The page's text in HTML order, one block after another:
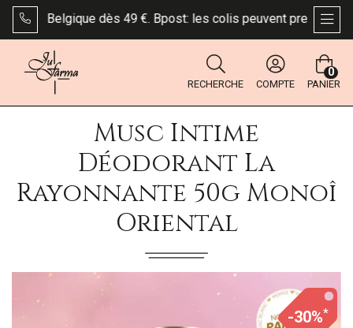
en Belgique dès 49 €. Bpost: les colis peuvent prendre plus
RECHERCHE COMPTE PANIER
0
Musc Intime
Déodorant La
Rayonnante 50g Monoî
Oriental
-30%*